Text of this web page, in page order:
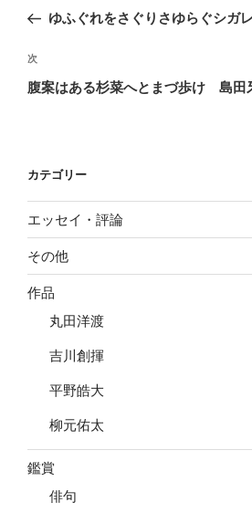
ナ
ビ
ゲ
ン
の
稿
ゆふぐれをさぐりさゆらぐシガ
次
の
次
腹案はある杉菜へとまづ歩け 島田
カテゴリー
エッセイ・評論
その他
作品
丸田洋渡
吉川創揮
平野皓大
柳元佑太
鑑賞
俳句